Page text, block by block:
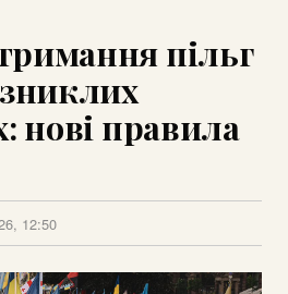
пільг
нові правила
12:50